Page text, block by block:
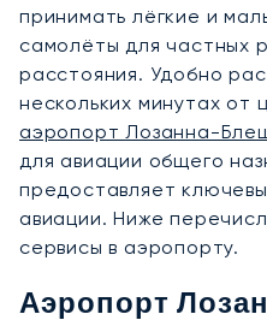
принимать лёгкие и
самолёты для частных
расстояния. Удобно
нескольких минутах от
аэропорт Лозанна-
для авиации общего
предоставляет
авиации. Ниже
сервисы в аэропорту.
Аэропорт